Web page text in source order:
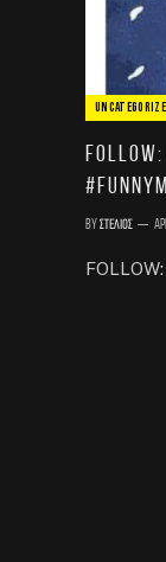
ByΣτέλιος